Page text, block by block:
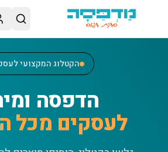
דלג לתוכן הראשי
הקטלוג המקצועי
הדפסה
לעסקים מכל